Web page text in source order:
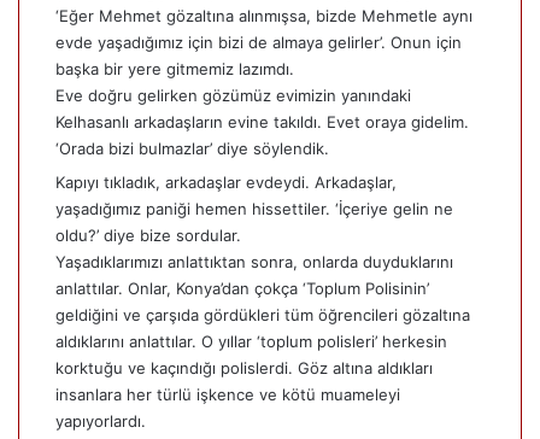
‘Eğer Mehmet gözaltına alınmışsa, bizde Mehmetle aynı
evde yaşadığımız için bizi de almaya gelirler’. Onun için
başka bir yere gitmemiz lazımdı.
Eve doğru gelirken gözümüz evimizin yanındaki
Kelhasanlı arkadaşların evine takıldı. Evet oraya gidelim.
‘Orada bizi bulmazlar’ diye söylendik.
Kapıyı tıkladık, arkadaşlar evdeydi. Arkadaşlar,
yaşadığımız paniği hemen hissettiler. ‘İçeriye gelin ne
oldu?’ diye bize sordular.
Yaşadıklarımızı anlattıktan sonra, onlarda duyduklarını
anlattılar. Onlar, Konya’dan çokça ‘Toplum Polisinin’
geldiğini ve çarşıda gördükleri tüm öğrencileri gözaltına
aldıklarını anlattılar. O yıllar ‘toplum polisleri’ herkesin
korktuğu ve kaçındığı polislerdi. Göz altına aldıkları
insanlara her türlü işkence ve kötü muameleyi
yapıyorlardı.